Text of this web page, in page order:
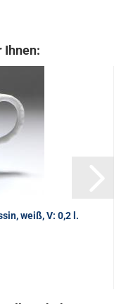
Ihnen:
weiß, V: 0,2 l.